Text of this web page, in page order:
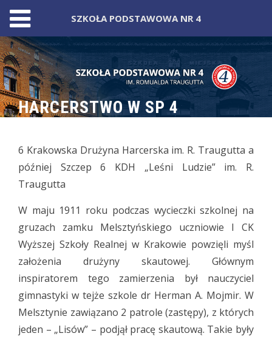
Skip
to
content
HARCERSTWO W SP 4
6 Krakowska Drużyna Harcerska im. R. Traugutta a
później Szczep 6 KDH „Leśni Ludzie” im. R.
Traugutta
W maju 1911 roku podczas wycieczki szkolnej na
gruzach zamku Melsztyńskiego uczniowie I CK
Wyższej Szkoły Realnej w Krakowie powzięli myśl
założenia drużyny skautowej. Głównym
inspiratorem tego zamierzenia był nauczyciel
gimnastyki w tejże szkole dr Herman A. Mojmir. W
Melsztynie zawiązano 2 patrole (zastępy), z których
jeden – „Lisów” – podjął pracę skautową. Takie były
SZKOŁA PODSTAWOWA NR 4